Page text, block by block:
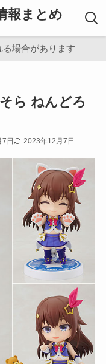
報まとめ
場合があります
ら ねんどろ
日 2023年12月7日